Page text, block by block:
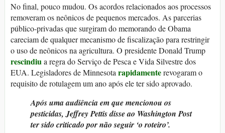
No final, pouco mudou. Os acordos relacionados aos processos
removeram os neônicos de pequenos mercados. As parcerias
público-privadas que surgiram do memorando de Obama
careciam de qualquer mecanismo de fiscalização para restringir
o uso de neônicos na agricultura. O presidente Donald Trump
rescindiua regra do Serviço de Pesca e Vida Silvestre dos
EUA. Legisladores de Minnesota rapidamenterevogaram o
requisito de rotulagem um ano após ele ter sido aprovado.
Após uma audiência em que mencionou os
pesticidas, Jeffrey Pettis disse ao Washington Post
ter sido criticado por não seguir ‘o roteiro’.